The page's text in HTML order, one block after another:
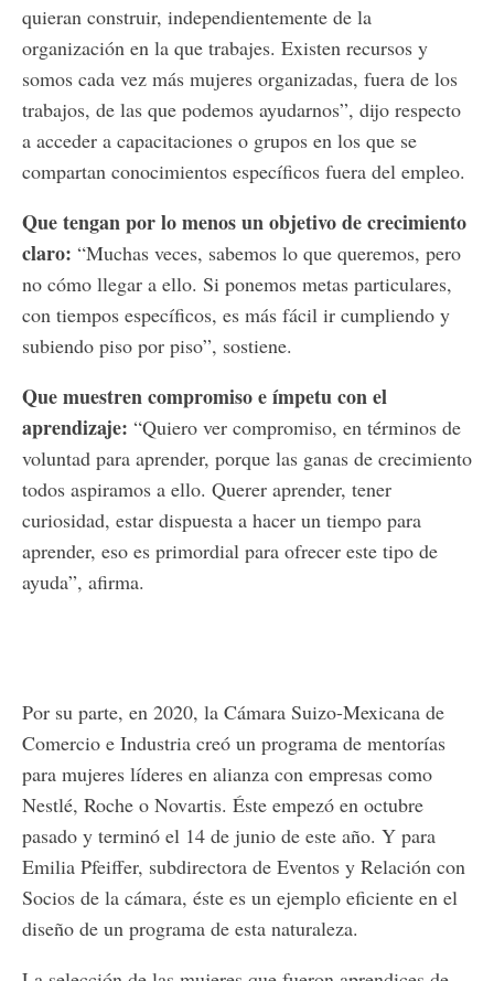
quieran construir, independientemente de la
organización en la que trabajes. Existen recursos y
somos cada vez más mujeres organizadas, fuera de los
trabajos, de las que podemos ayudarnos”, dijo respecto
a acceder a capacitaciones o grupos en los que se
compartan conocimientos específicos fuera del empleo.
Que tengan por lo menos un objetivo de crecimiento
claro: “Muchas veces, sabemos lo que queremos, pero
no cómo llegar a ello. Si ponemos metas particulares,
con tiempos específicos, es más fácil ir cumpliendo y
subiendo piso por piso”, sostiene.
Que muestren compromiso e ímpetu con el
aprendizaje: “Quiero ver compromiso, en términos de
voluntad para aprender, porque las ganas de crecimiento
todos aspiramos a ello. Querer aprender, tener
curiosidad, estar dispuesta a hacer un tiempo para
aprender, eso es primordial para ofrecer este tipo de
ayuda”, afirma.
Por su parte, en 2020, la Cámara Suizo-Mexicana de
Comercio e Industria creó un programa de mentorías
para mujeres líderes en alianza con empresas como
Nestlé, Roche o Novartis. Éste empezó en octubre
pasado y terminó el 14 de junio de este año. Y para
Emilia Pfeiffer, subdirectora de Eventos y Relación con
Socios de la cámara, éste es un ejemplo eficiente en el
diseño de un programa de esta naturaleza.